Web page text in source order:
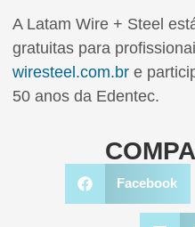
A Latam Wire + Steel
gratuitas para
wiresteel.com.br e
50 anos da Edentec.
Facebook